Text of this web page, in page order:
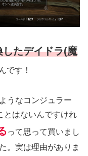
たデイドラ(魔
です！
うなコンジュラー
とはないんですけれ
って思って買いまし
。実は理由がありま